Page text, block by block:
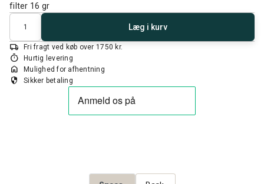
filter 16 gr
Antal
Læg i kurv
local_shipping Fri fragt ved køb over 1750 kr.
timer Hurtig levering
home Mulighed for afhentning
security Sikker betaling